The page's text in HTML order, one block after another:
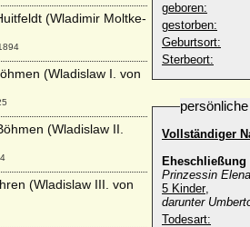
geboren:
gestorben:
Geburtsort:
Sterbeort:
Vollständiger
Eheschließung
Prinzessin
5 Kinder,
darunter
Todesart:
(Wladimir Moltke-
(Wladislaw I. von
(Wladislaw II.
(Wladislaw III. von